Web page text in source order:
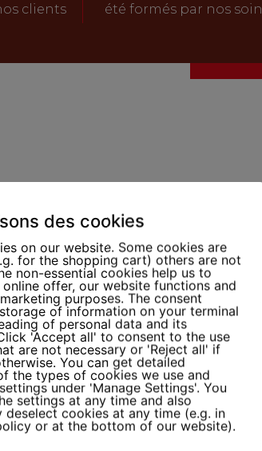
clients
été formés par nos
DE
Alors que la durée
que de 7 à 12 mois chez nous, en
termes de temps : alors qu’en
d’un audit complémentaire, tous nos
!
et nos connaissances ouvrent à ton
des cookies
on our website. Some cookies are
for the shopping cart) others are not
non-essential cookies help us to
offer, our website functions and
purposes. The consent
of information on your terminal
of personal data and its
'Accept all' to consent to the use
are not necessary or 'Reject all' if
You can get detailed
the types of cookies we use and
under 'Manage Settings'. You
settings at any time and also
deselect cookies at any time (e.g. in
or at the bottom of our website).